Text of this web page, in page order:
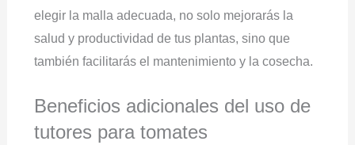
elegir la malla adecuada, no solo mejorarás la
salud y productividad de tus plantas, sino que
también facilitarás el mantenimiento y la cosecha.
Beneficios adicionales del uso de
tutores para tomates